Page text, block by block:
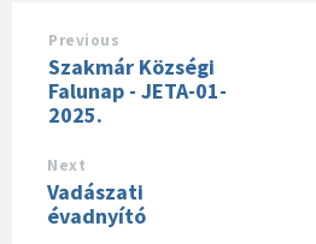
Previous
Szakmár Községi
Falunap - JETA-01-
2025.
Next
Vadászati
évadnyító